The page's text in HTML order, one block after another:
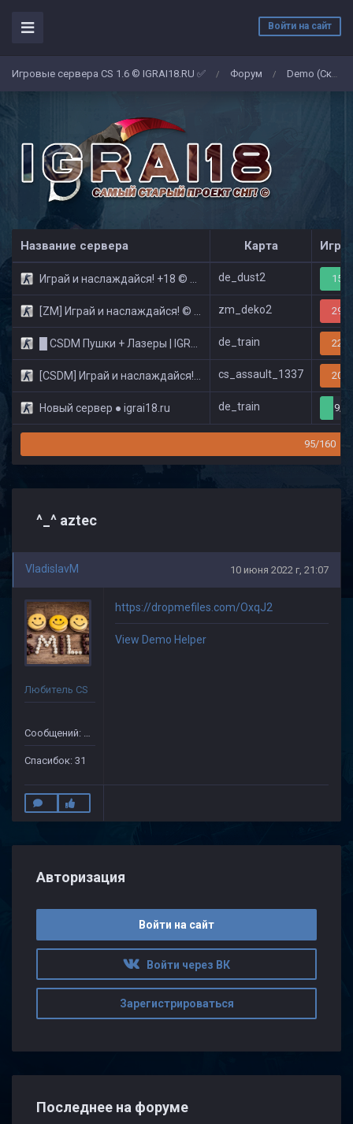
Войти на сайт
Игровые сервера CS 1.6 © IGRAI18.RU ✅ / Форум / Demo (Скриншоты)
Название сервера Карта
Играй и наслаждайся! +18 © Public de_dust2 15/
[ZM] Играй и наслаждайся! © Zombie Show zm_deko2 29/
█ CSDM Пушки + Лазеры | IGRAI18.RU ツ █ de_train 22/
[CSDM] Играй и наслаждайся! © Classic cs_assault_1337 20/
Новый сервер ● igrai18.ru de_train 9/
95/160
^_^ aztec
VladislavM 10 июня 2022 г, 21:07
Любитель CS
Сообщений: 75
Спасибок: 31
https://dropmefiles.com/OxqJ2
View Demo Helper
Авторизация
Войти на сайт
Войти через ВК
Зарегистрироваться
Последнее на форуме